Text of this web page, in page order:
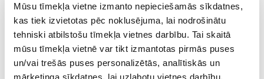
Mūsu tīmekļa vietne izmanto nepieciešamās sīkdatnes,
kas tiek izvietotas pēc noklusējuma, lai nodrošinātu
tehniski atbilstošu tīmekļa vietnes darbību. Tai skaitā
mūsu tīmekļa vietnē var tikt izmantotas pirmās puses
un/vai trešās puses personalizētās, analītiskās un
mārketinga sīkdatnes, lai uzlabotu vietnes darbību,
Mācību iestāde: